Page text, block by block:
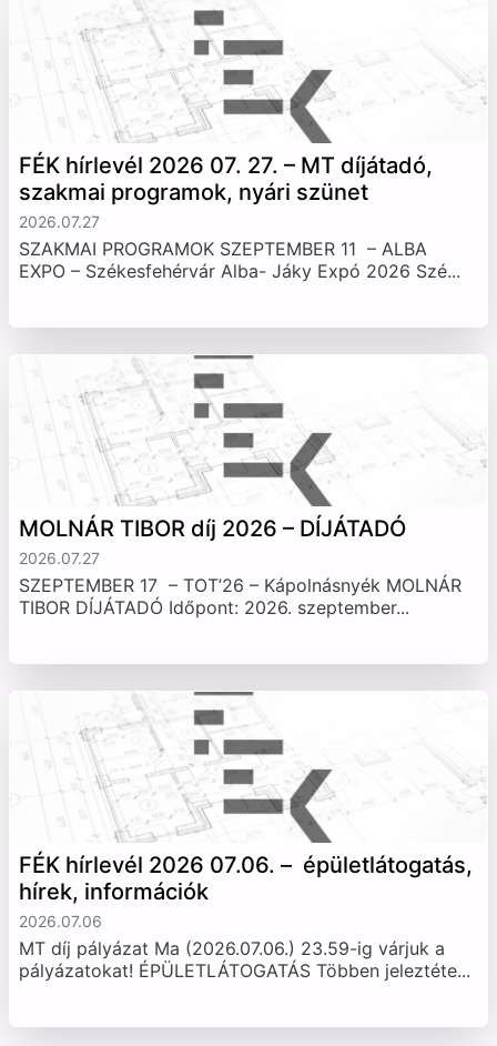
FÉK hírlevél 2026 07. 27. – MT díjátadó,
szakmai programok, nyári szünet
2026.07.27
SZAKMAI PROGRAMOK SZEPTEMBER 11 – ALBA
EXPO – Székesfehérvár Alba- Jáky Expó 2026 Szé...
MOLNÁR TIBOR díj 2026 – DÍJÁTADÓ
2026.07.27
SZEPTEMBER 17 – TOT’26 – Kápolnásnyék MOLNÁR
TIBOR DÍJÁTADÓ Időpont: 2026. szeptember...
FÉK hírlevél 2026 07.06. – épületlátogatás,
hírek, információk
2026.07.06
MT díj pályázat Ma (2026.07.06.) 23.59-ig várjuk a
pályázatokat! ÉPÜLETLÁTOGATÁS Többen jeleztéte...